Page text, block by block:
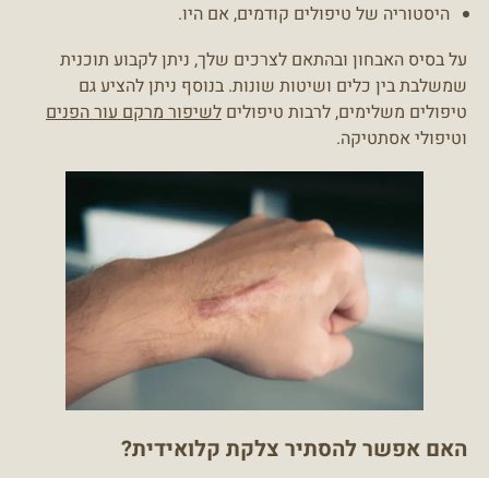
היסטוריה של טיפולים קודמים, אם היו.
על בסיס האבחון ובהתאם לצרכים שלך, ניתן לקבוע תוכנית
שמשלבת בין כלים ושיטות שונות. בנוסף ניתן להציע גם
טיפולים משלימים, לרבות טיפולים לשיפור מרקם עור הפנים
וטיפולי אסתטיקה.
האם אפשר להסתיר צלקת קלואידית?